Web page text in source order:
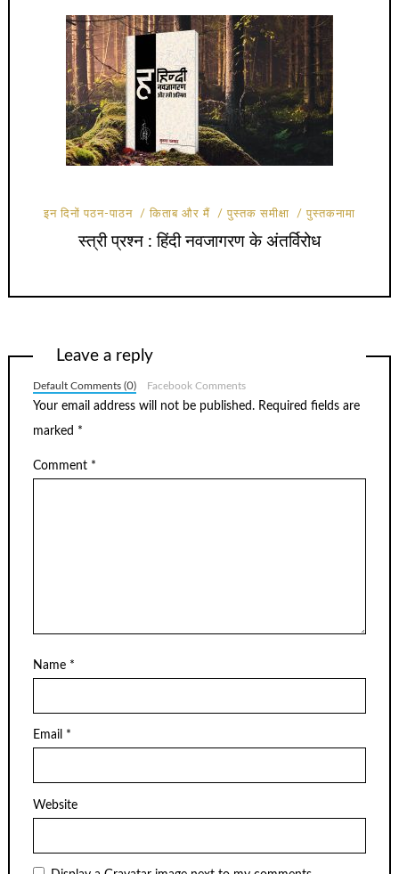
इन दिनों पठन-पाठन किताब और मैं पुस्तक समीक्षा पुस्तकनामा
स्त्री प्रश्न : हिंदी नवजागरण के अंतर्विरोध
Leave a reply
Default Comments (0) Facebook Comments
Your email address will not be published. Required fields are
marked *
Comment *
Name *
Email *
Website